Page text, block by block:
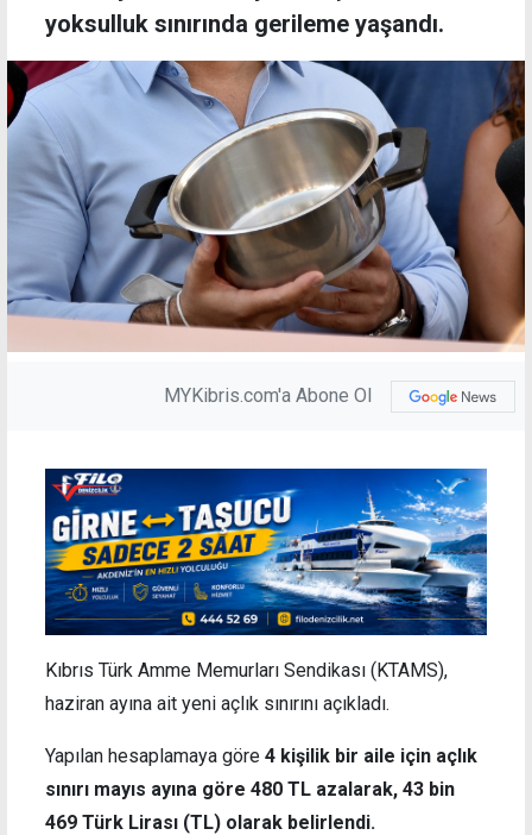
yoksulluk sınırında gerileme yaşandı.
MYKibris.com'a Abone Ol
Kıbrıs Türk Amme Memurları Sendikası (KTAMS),
haziran ayına ait yeni açlık sınırını açıkladı.
Yapılan hesaplamaya göre 4 kişilik bir aile için açlık
sınırı mayıs ayına göre 480 TL azalarak, 43 bin
469 Türk Lirası (TL) olarak belirlendi.